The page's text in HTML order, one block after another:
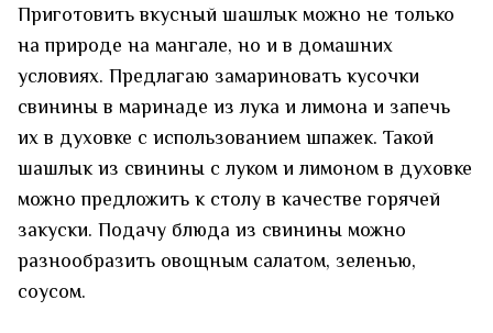
Приготовить вкусный шашлык можно не только
на природе на мангале, но и в домашних
условиях. Предлагаю замариновать кусочки
свинины в маринаде из лука и лимона и запечь
их в духовке с использованием шпажек. Такой
шашлык из свинины с луком и лимоном в духовке
можно предложить к столу в качестве горячей
закуски. Подачу блюда из свинины можно
разнообразить овощным салатом, зеленью,
соусом.